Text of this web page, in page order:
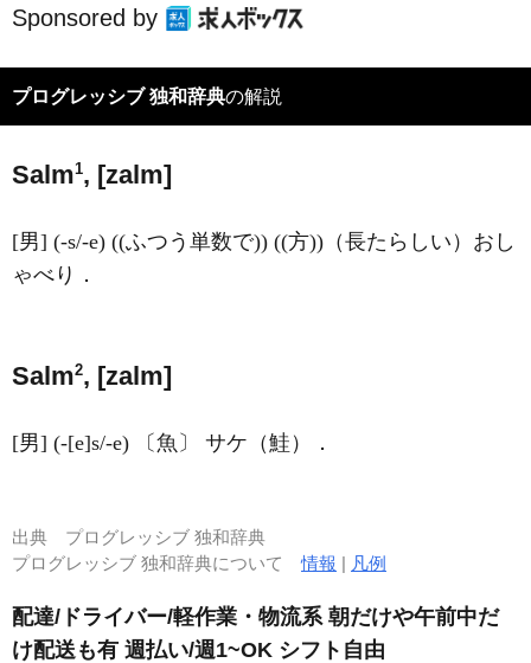
Sponsored by
プログレッシブ 独和辞典の解説
Salm1, [zalm]
[男] (-s/-e) ((ふつう単数で)) ((方))（長たらしい）おし
ゃべり．
Salm2, [zalm]
[男] (-[e]s/-e) 〔魚〕 サケ（鮭）．
出典 プログレッシブ 独和辞典
プログレッシブ 独和辞典について情報 | 凡例
配達/ドライバー/軽作業・物流系 朝だけや午前中だ
け配送も有 週払い/週1~OK シフト自由